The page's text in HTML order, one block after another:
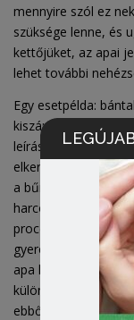
mennyire szól ez
szüksége lenne, és
kettőjüket, az apai
lehet további
Egy esetpélda:
kiszámíthatatlan,
leírásában. Anya
elkerüli a tekintetét.
a bűntudat. Apa
harcokkal teli válási
procedúra,
gyerekek életéből
apa kéthetente
különbségek az
ebből sok